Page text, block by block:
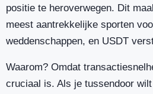
positie te heroverwegen. Dit
meest aantrekkelijke sporten
weddenschappen, en USDT
Waarom? Omdat
cruciaal is. Als je tussendoor